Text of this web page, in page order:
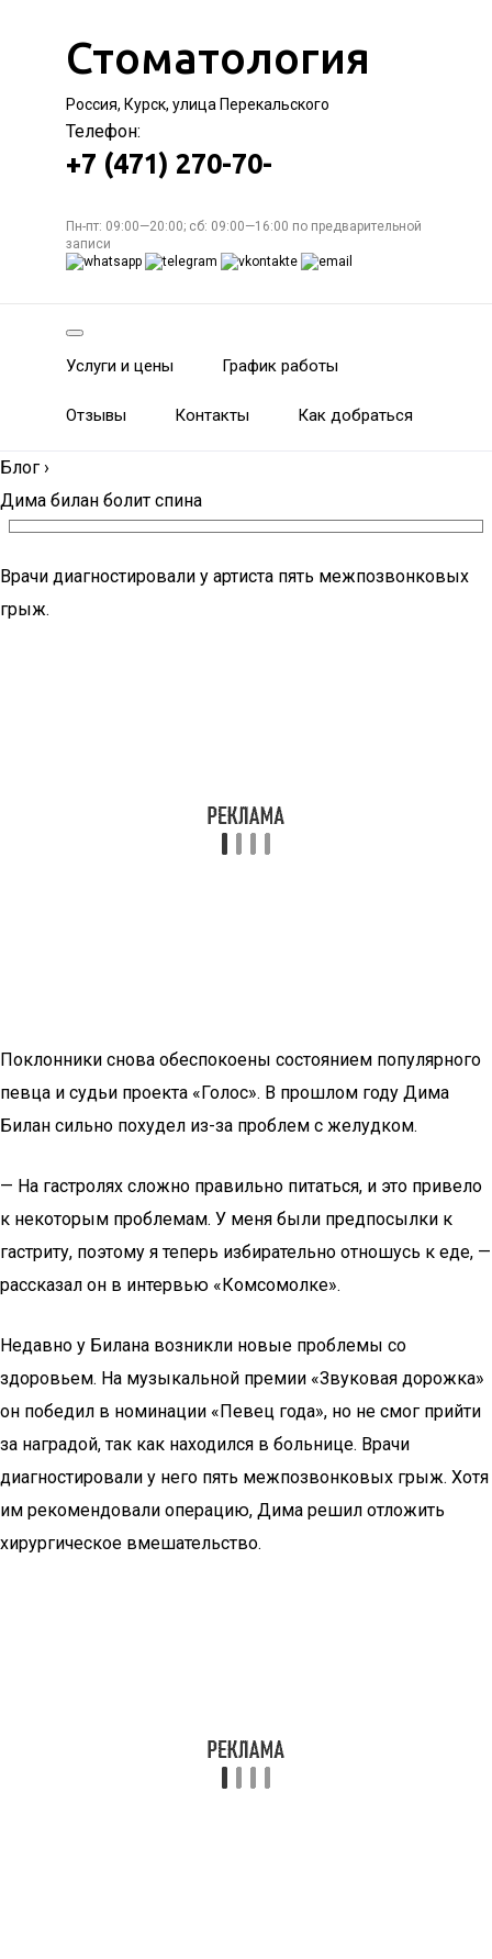
Стоматология
Россия, Курск, улица Перекальского
Телефон:
+7 (471) 270-70-
Пн-пт: 09:00—20:00; сб: 09:00—16:00 по предварительной
записи
Услуги и цены График работы
Отзывы Контакты Как добраться
Блог ›
Дима билан болит спина
Врачи диагностировали у артиста пять межпозвонковых
грыж.
Поклонники снова обеспокоены состоянием популярного
певца и судьи проекта «Голос». В прошлом году Дима
Билан сильно похудел из-за проблем с желудком.
— На гастролях сложно правильно питаться, и это привело
к некоторым проблемам. У меня были предпосылки к
гастриту, поэтому я теперь избирательно отношусь к еде, —
рассказал он в интервью «Комсомолке».
Недавно у Билана возникли новые проблемы со
здоровьем. На музыкальной премии «Звуковая дорожка»
он победил в номинации «Певец года», но не смог прийти
за наградой, так как находился в больнице. Врачи
диагностировали у него пять межпозвонковых грыж. Хотя
им рекомендовали операцию, Дима решил отложить
хирургическое вмешательство.